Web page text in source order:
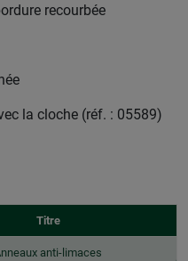
recourbée
la cloche (réf. : 05589)
Titre
anti-limaces